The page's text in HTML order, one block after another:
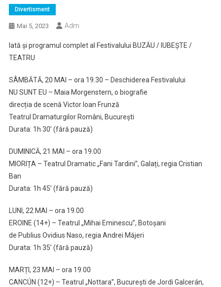
Divertisment
Mai 5, 2023 Adm
Iată și programul complet al Festivalului BUZĂU / IUBEȘTE /
TEATRU
SÂMBĂTĂ, 20 MAI – ora 19.30 – Deschiderea Festivalului
NU SUNT EU – Maia Morgenstern, o biografie
direcția de scenă Victor Ioan Frunză
Teatrul Dramaturgilor Români, București
Durata: 1h 30’ (fără pauză)
DUMINICĂ, 21 MAI – ora 19.00
MIORIȚA – Teatrul Dramatic „Fani Tardini”, Galați, regia Cristian
Ban
Durata: 1h 45’ (fără pauză)
LUNI, 22 MAI – ora 19.00
EROINE (14+) – Teatrul „Mihai Eminescu”, Botoșani
de Publius Ovidius Naso, regia Andrei Măjeri
Durata: 1h 35’ (fără pauză)
MARȚI, 23 MAI – ora 19.00
CANCÚN (12+) – Teatrul „Nottara”, București de Jordi Galcerán,